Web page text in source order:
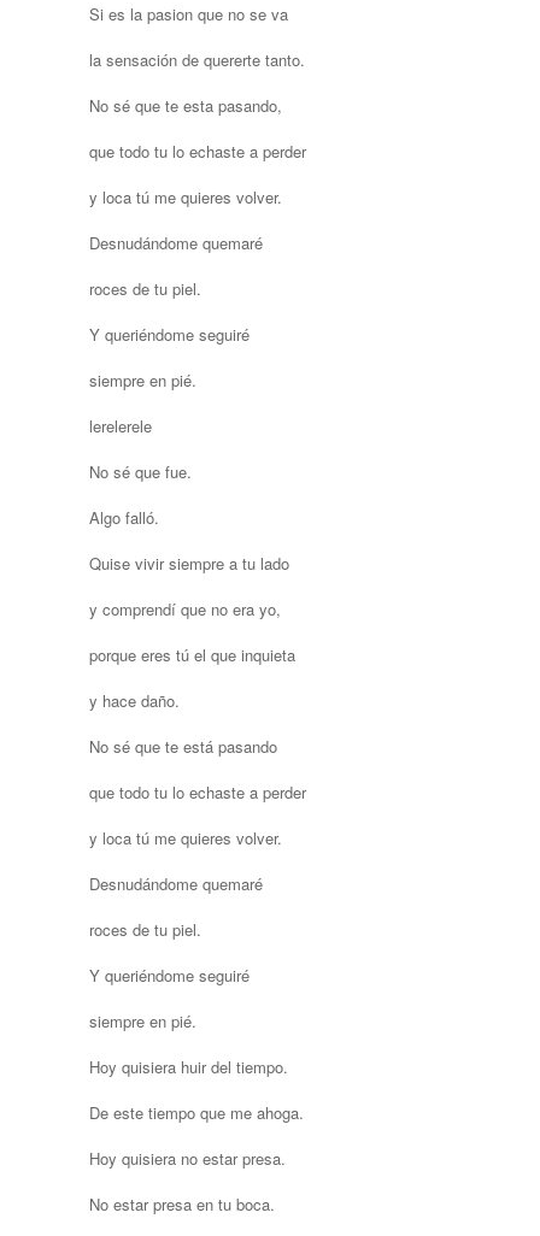
Si es la pasion que no se va
la sensación de quererte tanto.
No sé que te esta pasando,
que todo tu lo echaste a perder
y loca tú me quieres volver.
Desnudándome quemaré
roces de tu piel.
Y queriéndome seguiré
siempre en pié.
lerelerele
No sé que fue.
Algo falló.
Quise vivir siempre a tu lado
y comprendí que no era yo,
porque eres tú el que inquieta
y hace daño.
No sé que te está pasando
que todo tu lo echaste a perder
y loca tú me quieres volver.
Desnudándome quemaré
roces de tu piel.
Y queriéndome seguiré
siempre en pié.
Hoy quisiera huir del tiempo.
De este tiempo que me ahoga.
Hoy quisiera no estar presa.
No estar presa en tu boca.